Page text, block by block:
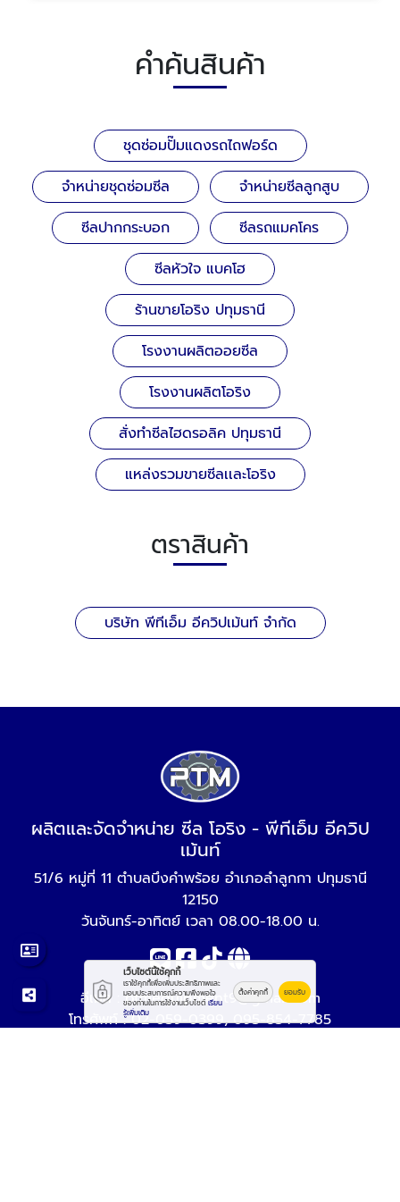
คำค้นสินค้า
ชุดซ่อมปั๊มแดงรถไถฟอร์ด
จำหน่ายชุดซ่อมซีล
จำหน่ายซีลลูกสูบ
ซีลปากกระบอก
ซีลรถแมคโคร
ซีลหัวใจ แบคโฮ
ร้านขายโอริง ปทุมธานี
โรงงานผลิตออยซีล
โรงงานผลิตโอริง
สั่งทำซีลไฮดรอลิค ปทุมธานี
แหล่งรวมขายซีลเเละโอริง
ตราสินค้า
บริษัท พีทีเอ็ม อีควิปเม้นท์ จำกัด
ผลิตและจัดจำหน่าย ซีล โอริง - พีทีเอ็ม อีควิป
เม้นท์
51/6 หมู่ที่ 11 ตำบลบึงคำพร้อย อำเภอลำลูกกา ปทุมธานี
12150
วันจันทร์-อาทิตย์ เวลา 08.00-18.00 น.
อีเมล :ptmequipment9@gmail.com
โทรศัพท์ :02-059-0399,095-854-7785
เว็บไซต์นี้ใช้คุกกี้
เราใช้คุกกี้เพื่อเพิ่มประสิทธิภาพและ
มอบประสบการณ์ความพึงพอใจ
ของท่านในการใช้งานเว็บไซต์ เรียน
รู้เพิ่มเติม
ตั้งค่าคุกกี้ ยอมรับ